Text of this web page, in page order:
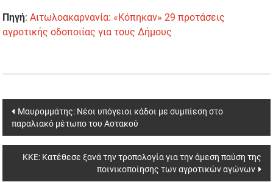
Πηγή:Αιτωλοακαρνανία: «Κόπηκαν» 29 προτάσεις
αγροτικής οδοποιίας για τους Δήμους
Post
navigation
Μαυρομμάτης: Νέοι υπόγειοι κάδοι με συμπίεση στο
παραλιακό μέτωπο του Αστακού
ΚΚΕ: Κατέθεσε ξανά την τροπολογία για την άμεση παύση της
ποινικοποίησης των αγροτικών αγώνων